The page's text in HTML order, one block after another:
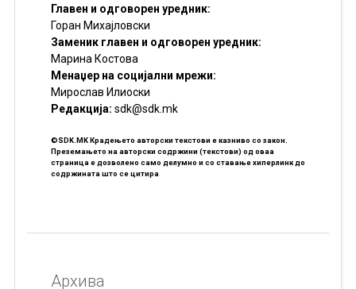
Главен и одговорен уредник:
Горан Михајловски
Заменик главен и одговорен уредник:
Марина Костова
Менаџер на социјални мрежи:
Мирослав Илиоски
Редакцијa: sdk@sdk.mk
©SDK.MK Крадењето авторски текстови е казниво со закон.
Преземањето на авторски содржини (текстови) од оваа
страница е дозволено само делумно и со ставање хиперлинк до
содржината што се цитира
Архива